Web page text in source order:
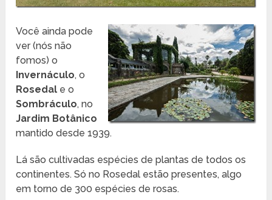
Você ainda pode
ver (nós não
fomos) o
Invernáculo, o
Rosedal e o
Sombráculo, no
Jardim Botânico
mantido desde 1939.
Lá são cultivadas espécies de plantas de todos os
continentes. Só no Rosedal estão presentes, algo
em torno de 300 espécies de rosas.